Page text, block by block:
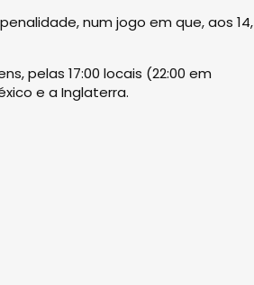
num jogo em que, aos 14,
pelas 17:00 locais (22:00 em
e a Inglaterra.